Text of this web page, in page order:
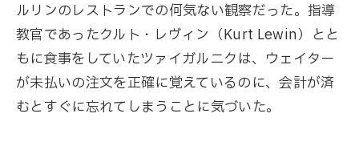
ルリンのレストランでの何気ない観察だった。指導
教官であったクルト・レヴィン（Kurt Lewin）とと
もに食事をしていたツァイガルニクは、ウェイター
が未払いの注文を正確に覚えているのに、会計が済
むとすぐに忘れてしまうことに気づいた。